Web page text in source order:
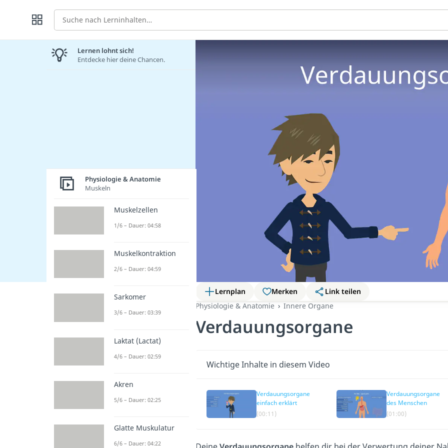
Suche
Lernplan Merken
Link teilen
Physiologie & Anatomie
Innere Organe
Verdauungsorgane
Wichtige Inhalte in diesem Video
Verdauungsorgane
einfach erklärt
(00:11)
Verdauungsorgane
des Menschen
(01:00)
Lernen lohnt sich!
Entdecke hier deine Chancen.
Physiologie & Anatomie
Muskeln
Muskelzellen
1/6 – Dauer: 04:58
Muskelkontraktion
2/6 – Dauer: 04:59
Sarkomer
3/6 – Dauer: 03:39
Laktat (Lactat)
4/6 – Dauer: 02:59
Akren
5/6 – Dauer: 02:25
Glatte Muskulatur
6/6 – Dauer: 04:22